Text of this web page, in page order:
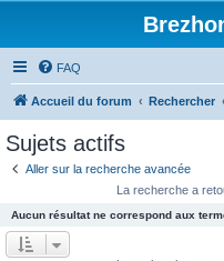
FAQ
Accueil du forum Rechercher
Sujets actifs
Aller sur la recherche avancée
La recherche a
Aucun résultat ne correspond aux